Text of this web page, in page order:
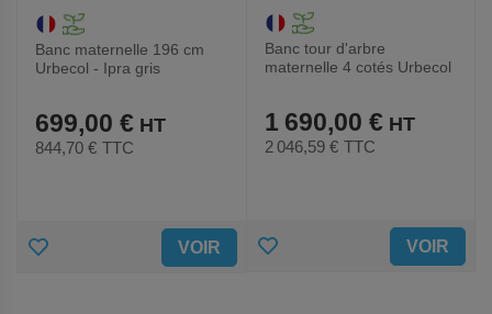
Banc maternelle 196 cm
Urbecol - Ipra gris
699,00 €
844,70 € TTC
AJOUTER VOIR
Banc tour d'arbre
maternelle 4 cotés Urbecol
1 690,00 €
2 046,59 € TTC
AJOUTER VOIR